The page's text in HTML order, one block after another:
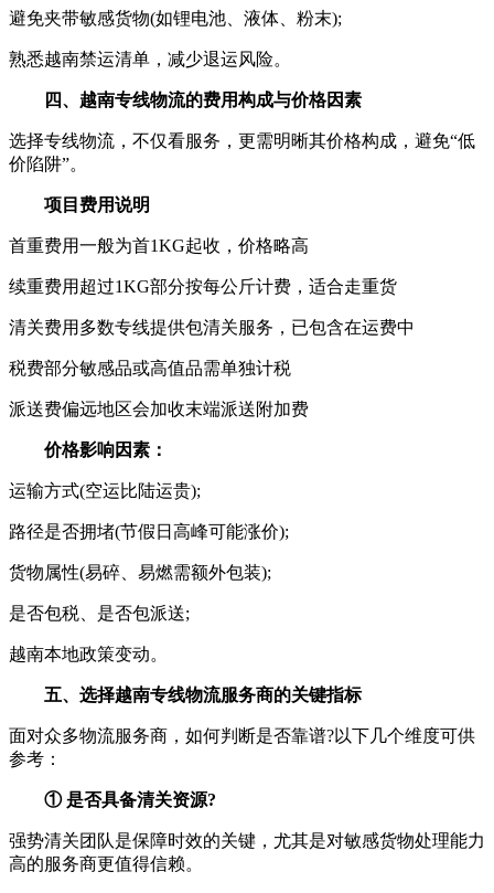
避免夹带敏感货物(如锂电池、液体、粉末);
熟悉越南禁运清单，减少退运风险。
四、越南专线物流的费用构成与价格因素
选择专线物流，不仅看服务，更需明晰其价格构成，避免“低
价陷阱”。
项目费用说明
首重费用一般为首1KG起收，价格略高
续重费用超过1KG部分按每公斤计费，适合走重货
清关费用多数专线提供包清关服务，已包含在运费中
税费部分敏感品或高值品需单独计税
派送费偏远地区会加收末端派送附加费
价格影响因素：
运输方式(空运比陆运贵);
路径是否拥堵(节假日高峰可能涨价);
货物属性(易碎、易燃需额外包装);
是否包税、是否包派送;
越南本地政策变动。
五、选择越南专线物流服务商的关键指标
面对众多物流服务商，如何判断是否靠谱?以下几个维度可供
参考：
① 是否具备清关资源?
强势清关团队是保障时效的关键，尤其是对敏感货物处理能力
高的服务商更值得信赖。